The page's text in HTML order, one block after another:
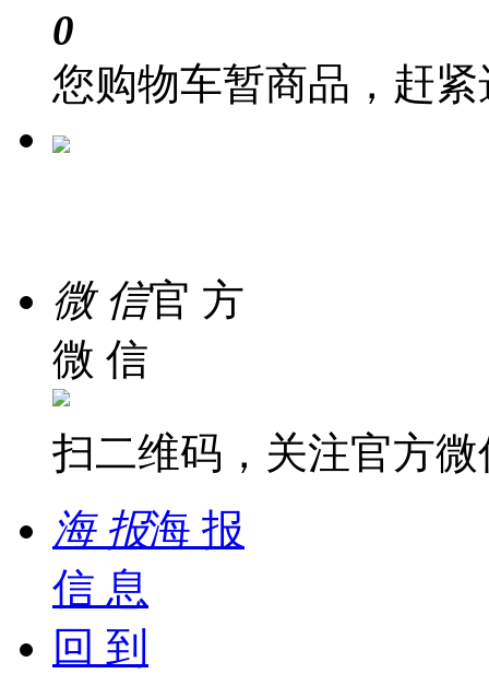
0
您购物车暂商品，赶
微 信官 方
微 信
扫二维码，关注官方微
海 报海 报
信 息
回 到